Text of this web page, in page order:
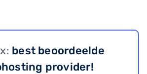
best beoordeelde
provider!